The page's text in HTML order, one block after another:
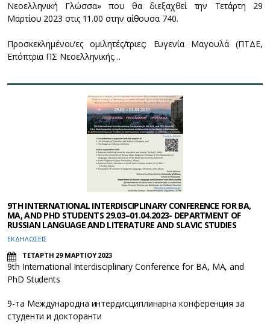
Νεοελληνική Γλώσσα» που θα διεξαχθεί την Τετάρτη 29
Μαρτίου 2023 στις 11.00 στην αίθουσα 740.
Προσκεκλημένοι/ες ομιλητές/τριες: Ευγενία Μαγουλά (ΠΤΔΕ,
Επόπτρια ΠΣ Νεοελληνικής…
9TH INTERNATIONAL INTERDISCIPLINARY CONFERENCE FOR BA,
MA, AND PHD STUDENTS 29.03–01.04.2023- DEPARTMENT OF
RUSSIAN LANGUAGE AND LITERATURE AND SLAVIC STUDIES
ΕΚΔΗΛΩΣΕΙΣ
ΤΕΤΑΡΤΗ 29 ΜΑΡΤΙΟΥ 2023
9th International Interdisciplinary Conference for BA, MA, and
PhD Students
9-та Международна интердисциплинарна конференция за
студенти и докторанти